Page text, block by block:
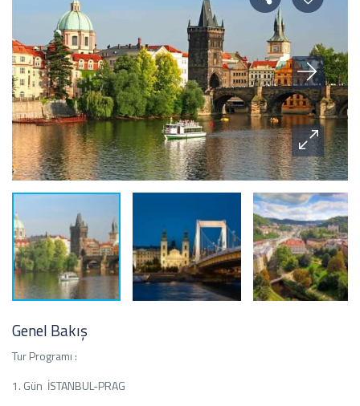
Genel Bakış
Tur Programı :
1. Gün İSTANBUL-PRAG